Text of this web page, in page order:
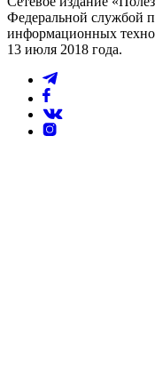
Федеральной службой
информационных
13 июля 2018 года.